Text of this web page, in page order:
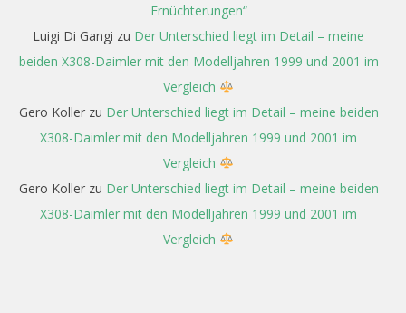
Ernüchterungen“
Luigi Di Gangi zu Der Unterschied liegt im Detail – meine
beiden X308-Daimler mit den Modelljahren 1999 und 2001 im
Vergleich
Gero Kollerzu Der Unterschied liegt im Detail – meine beiden
X308-Daimler mit den Modelljahren 1999 und 2001 im
Vergleich
Gero Kollerzu Der Unterschied liegt im Detail – meine beiden
X308-Daimler mit den Modelljahren 1999 und 2001 im
Vergleich